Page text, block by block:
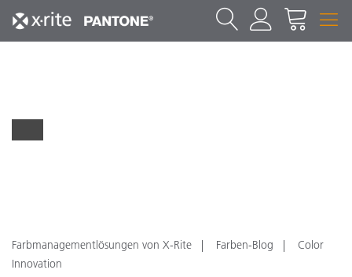
Farbmanagementlösungen von X-Rite Farben-Blog
Color
Innovation